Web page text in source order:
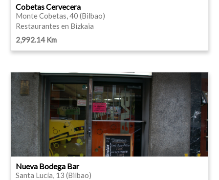
Cobetas Cervecera
Monte Cobetas, 40 (Bilbao)
Restaurantes en Bizkaia
2,992.14 Km
Nueva Bodega Bar
Santa Lucía, 13 (Bilbao)